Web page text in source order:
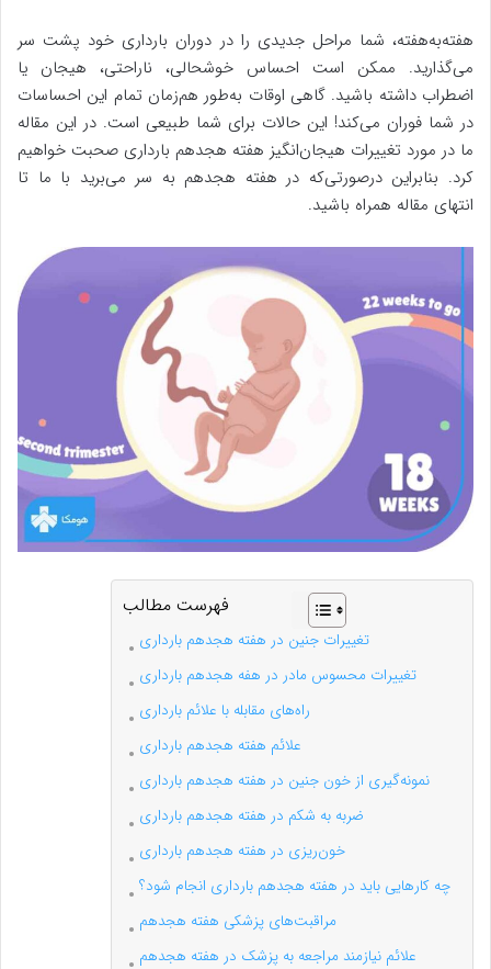
هفته‌به‌هفته، شما مراحل جدیدی را در دوران بارداری خود پشت سر
می‌گذارید. ممکن است احساس خوشحالی، ناراحتی، هیجان یا
اضطراب داشته باشید. گاهی اوقات به‌طور هم‌زمان تمام این احساسات
در شما فوران می‌کند! این حالات برای شما طبیعی است. در این مقاله
ما در مورد تغییرات هیجان‌انگیز هفته هجدهم بارداری صحبت خواهیم
کرد. بنابراین درصورتی‌که در هفته هجدهم به سر می‌برید با ما تا
انتهای مقاله همراه باشید.
فهرست مطالب
تغییرات جنین در هفته هجدهم بارداری
تغییرات محسوس مادر در هفه هجدهم بارداری
راه‌های مقابله با علائم بارداری
علائم هفته هجدهم بارداری
نمونه‌گیری از خون جنین در هفته هجدهم بارداری
ضربه به شکم در هفته هجدهم بارداری
خون‌ریزی در هفته هجدهم بارداری
چه کارهایی باید در هفته هجدهم بارداری انجام شود؟
مراقبت‌های پزشکی هفته هجدهم
علائم نیازمند مراجعه به پزشک در هفته هجدهم